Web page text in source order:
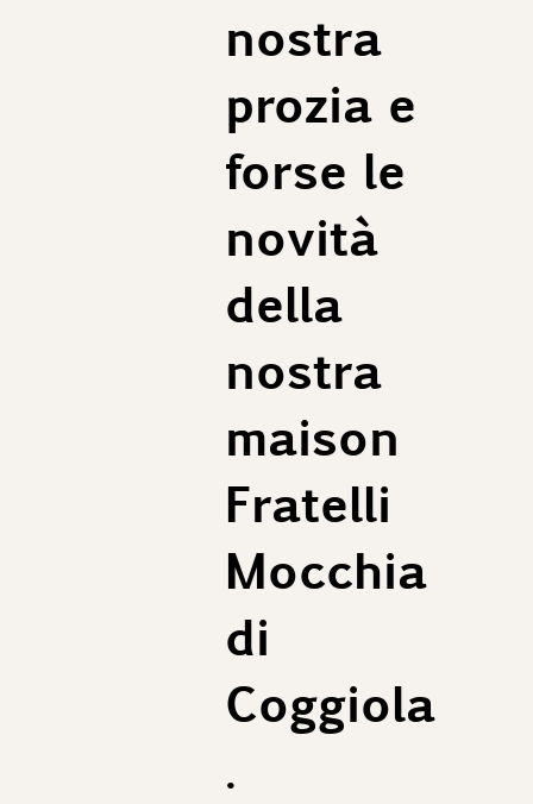
nostra
prozia e
forse le
novità
della
nostra
maison
Fratelli
Mocchia
di
Coggiola
.